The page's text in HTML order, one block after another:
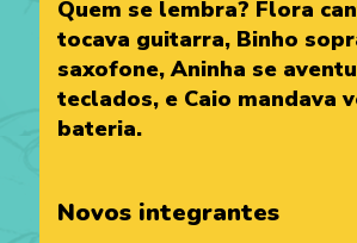
Quem se lembra? Flora
tocava guitarra, Binho
saxofone, Aninha se
teclados, e Caio mandava
bateria.
Novos integrantes